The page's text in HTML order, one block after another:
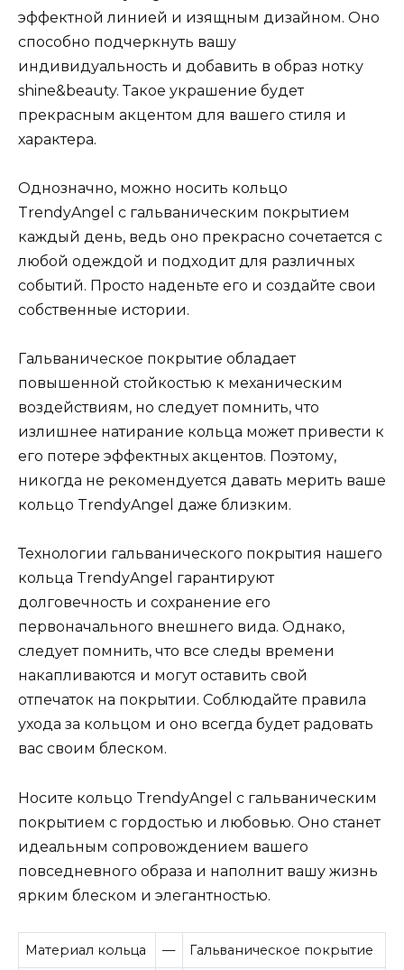
эффектной линией и изящным дизайном. Оно
способно подчеркнуть вашу
индивидуальность и добавить в образ нотку
shine&beauty. Такое украшение будет
прекрасным акцентом для вашего стиля и
характера.
Однозначно, можно носить кольцо
TrendyAngel с гальваническим покрытием
каждый день, ведь оно прекрасно сочетается с
любой одеждой и подходит для различных
событий. Просто наденьте его и создайте свои
собственные истории.
Гальваническое покрытие обладает
повышенной стойкостью к механическим
воздействиям, но следует помнить, что
излишнее натирание кольца может привести к
его потере эффектных акцентов. Поэтому,
никогда не рекомендуется давать мерить ваше
кольцо TrendyAngel даже близким.
Технологии гальванического покрытия нашего
кольца TrendyAngel гарантируют
долговечность и сохранение его
первоначального внешнего вида. Однако,
следует помнить, что все следы времени
накапливаются и могут оставить свой
отпечаток на покрытии. Соблюдайте правила
ухода за кольцом и оно всегда будет радовать
вас своим блеском.
Носите кольцо TrendyAngel с гальваническим
покрытием с гордостью и любовью. Оно станет
идеальным сопровождением вашего
повседневного образа и наполнит вашу жизнь
ярким блеском и элегантностью.
Материал кольца — Гальваническое покрытие